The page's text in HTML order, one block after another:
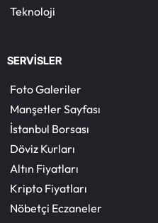
Teknoloji
SERVİSLER
Foto Galeriler
Manşetler Sayfası
İstanbul Borsası
Döviz Kurları
Altın Fiyatları
Kripto Fiyatları
Nöbetçi Eczaneler